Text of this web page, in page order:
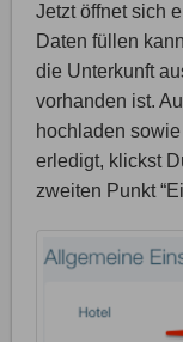
Jetzt öffnet sich
Daten füllen
die Unterkunft
vorhanden ist.
hochladen
erledigt, klickst
zweiten Punkt